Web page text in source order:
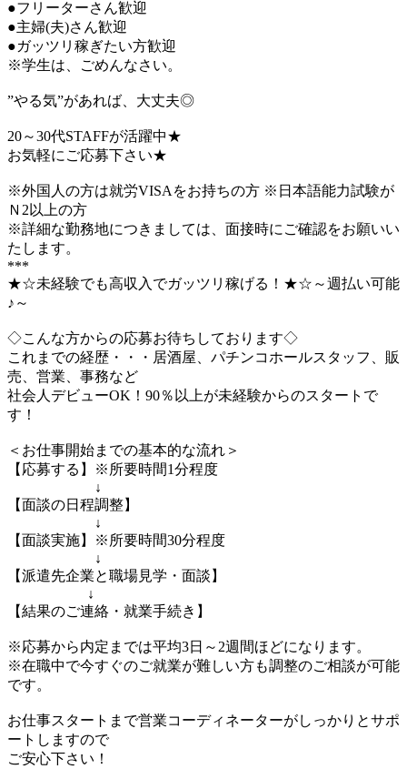
●フリーターさん歓迎
●主婦(夫)さん歓迎
●ガッツリ稼ぎたい方歓迎
※学生は、ごめんなさい。
”やる気”があれば、大丈夫◎
20～30代STAFFが活躍中★
お気軽にご応募下さい★
※外国人の方は就労VISAをお持ちの方 ※日本語能力試験が
Ｎ2以上の方
※詳細な勤務地につきましては、面接時にご確認をお願いい
たします。
***
★☆未経験でも高収入でガッツリ稼げる！★☆～週払い可能
♪～
◇こんな方からの応募お待ちしております◇
これまでの経歴・・・居酒屋、パチンコホールスタッフ、販
売、営業、事務など
社会人デビューOK！90％以上が未経験からのスタートで
す！
＜お仕事開始までの基本的な流れ＞
【応募する】※所要時間1分程度
↓
【面談の日程調整】
↓
【面談実施】※所要時間30分程度
↓
【派遣先企業と職場見学・面談】
↓
【結果のご連絡・就業手続き】
※応募から内定までは平均3日～2週間ほどになります。
※在職中で今すぐのご就業が難しい方も調整のご相談が可能
です。
お仕事スタートまで営業コーディネーターがしっかりとサポ
ートしますので
ご安心下さい！